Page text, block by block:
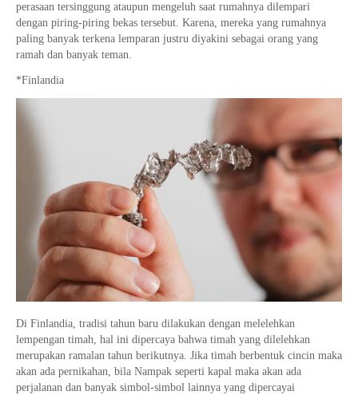
perasaan tersinggung ataupun mengeluh saat rumahnya dilempari
dengan piring-piring bekas tersebut. Karena, mereka yang rumahnya
paling banyak terkena lemparan justru diyakini sebagai orang yang
ramah dan banyak teman.
*Finlandia
Di Finlandia, tradisi tahun baru dilakukan dengan melelehkan
lempengan timah, hal ini dipercaya bahwa timah yang dilelehkan
merupakan ramalan tahun berikutnya. Jika timah berbentuk cincin maka
akan ada pernikahan, bila Nampak seperti kapal maka akan ada
perjalanan dan banyak simbol-simbol lainnya yang dipercayai